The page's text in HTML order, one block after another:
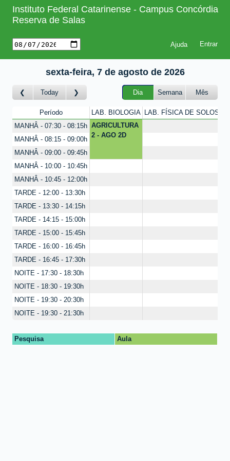
Instituto Federal Catarinense - Campus Concórdia
Reserva de Salas
Ajuda
sexta-feira, 7 de agosto de 2026
Today Dia Semana Mês
Período LAB. BIOLOGIA LAB. FÍSICA DE SOLOS
MANHÂ - 07:30 - 08:15h AGRICULTURA
2 - AGO 2D
MANHÂ - 08:15 - 09:00h
MANHÂ - 09:00 - 09:45h
MANHÂ - 10:00 - 10:45h
MANHÂ - 10:45 - 12:00h
TARDE - 12:00 - 13:30h
TARDE - 13:30 - 14:15h
TARDE - 14:15 - 15:00h
TARDE - 15:00 - 15:45h
TARDE - 16:00 - 16:45h
TARDE - 16:45 - 17:30h
NOITE - 17:30 - 18:30h
NOITE - 18:30 - 19:30h
NOITE - 19:30 - 20:30h
NOITE - 19:30 - 21:30h
Pesquisa Aula